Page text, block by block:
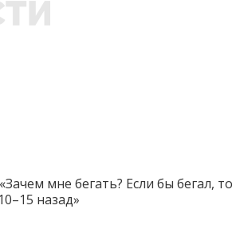
мне бегать? Если бы бегал, то
назад»